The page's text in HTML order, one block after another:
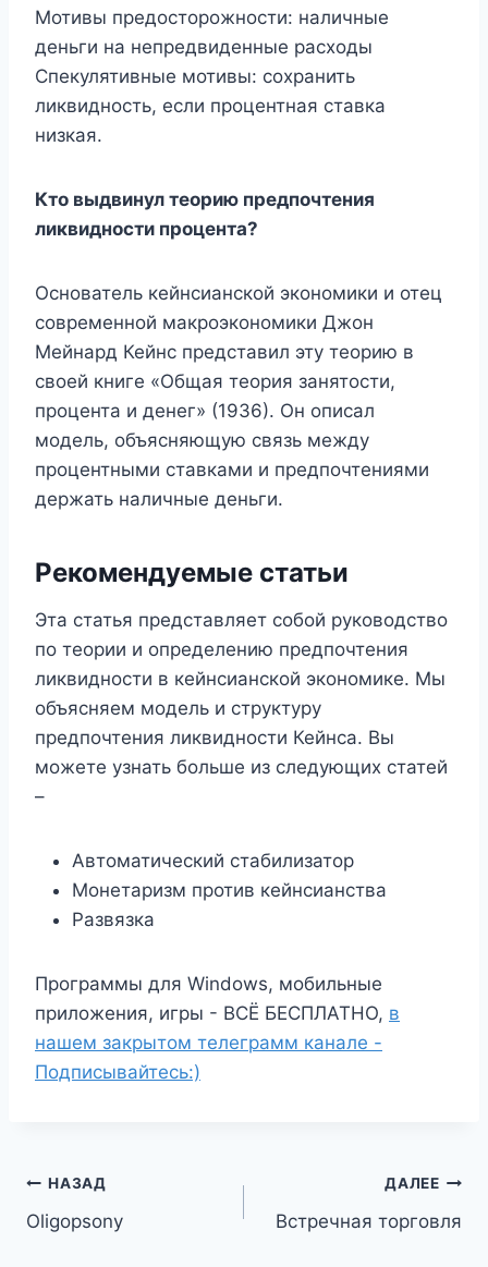
Мотивы предосторожности: наличные
деньги на непредвиденные расходы
Спекулятивные мотивы: сохранить
ликвидность, если процентная ставка
низкая.
Кто выдвинул теорию предпочтения
ликвидности процента?
Основатель кейнсианской экономики и отец
современной макроэкономики Джон
Мейнард Кейнс представил эту теорию в
своей книге «Общая теория занятости,
процента и денег» (1936). Он описал
модель, объясняющую связь между
процентными ставками и предпочтениями
держать наличные деньги.
Рекомендуемые статьи
Эта статья представляет собой руководство
по теории и определению предпочтения
ликвидности в кейнсианской экономике. Мы
объясняем модель и структуру
предпочтения ликвидности Кейнса. Вы
можете узнать больше из следующих статей
–
Автоматический стабилизатор
Монетаризм против кейнсианства
Развязка
Программы для Windows, мобильные
приложения, игры - ВСЁ БЕСПЛАТНО, в
нашем закрытом телеграмм канале -
Подписывайтесь:)
Навигация
по
НАЗАД
Oligopsony
ДАЛЕЕ
Встречная торговля